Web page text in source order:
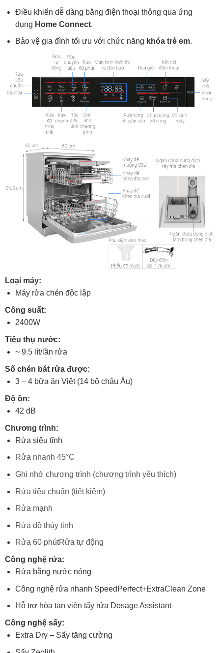
Điều khiển dễ dàng bằng điện thoại thông qua ứng
dụng Home Connect.
Bảo vệ gia đình tối ưu với chức năng khóa trẻ em.
Loại máy:
Máy rửa chén độc lập
Công suất:
2400W
Tiêu thụ nước:
~ 9.5 lít/lần rửa
Số chén bát rửa được:
3 – 4 bữa ăn Việt (14 bộ châu Âu)
Độ ồn:
42 dB
Chương trình:
Rửa siêu tĩnh
Rửa nhanh 45°C
Ghi nhớ chương trình (chương trình yêu thích)
Rửa tiêu chuẩn (tiết kiệm)
Rửa mạnh
Rửa đồ thủy tinh
Rửa 60 phútRửa tự động
Công nghệ rửa:
Rửa bằng nước nóng
Công nghệ rửa nhanh SpeedPerfect+ExtraClean Zone
Hỗ trợ hòa tan viên tẩy rửa Dosage Assistant
Công nghệ sấy:
Extra Dry – Sấy tăng cường